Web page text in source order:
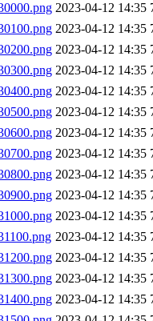
2023-04-12 14:35
2023-04-12 14:35
2023-04-12 14:35
2023-04-12 14:35
2023-04-12 14:35
2023-04-12 14:35
2023-04-12 14:35
2023-04-12 14:35
2023-04-12 14:35
2023-04-12 14:35
2023-04-12 14:35
2023-04-12 14:35
2023-04-12 14:35
2023-04-12 14:35
2023-04-12 14:35